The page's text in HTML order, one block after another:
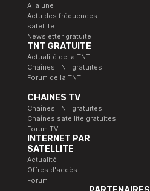
A la une
Actu des fréquences
satellite
Newsletter gratuite
TNT GRATUITE
Actualité de la TNT
Chaînes TNT gratuites
Forum de la TNT
CHAINES TV
Chaînes TNT gratuites
Chaînes satellite gratuites
Forum TV
INTERNET PAR
SATELLITE
Actualité
Offres d'accès
Forum